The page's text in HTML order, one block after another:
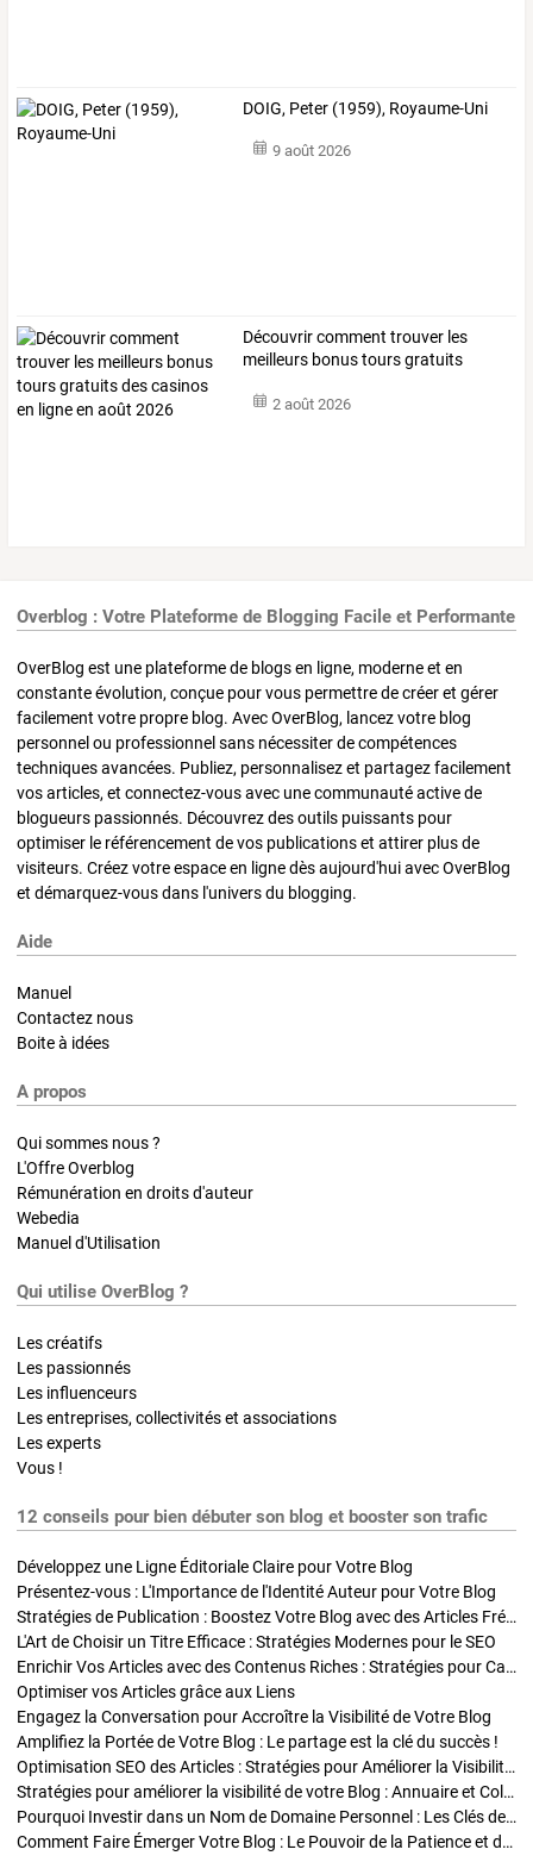
DOIG, Peter (1959), Royaume-Uni
9 août 2026
Découvrircomment trouver les
meilleurs bonustoursgratuits
2 août 2026
Overblog : Votre Plateforme de Blogging Facile et Performante
OverBlog est une plateforme de blogs en ligne, moderne et en
constante évolution, conçue pour vous permettre de créer et gérer
facilement votre propre blog. Avec OverBlog, lancez votre blog
personnel ou professionnel sans nécessiter de compétences
techniques avancées. Publiez, personnalisez et partagez facilement
vos articles, et connectez-vous avec une communauté active de
blogueurs passionnés. Découvrez des outils puissants pour
optimiser le référencement de vos publications et attirer plus de
visiteurs. Créez votre espace en ligne dès aujourd'hui avec OverBlog
et démarquez-vous dans l'univers du blogging.
Aide
Manuel
Contactez nous
Boite à idées
A propos
Qui sommes nous ?
L'Offre Overblog
Rémunération en droits d'auteur
Webedia
Manuel d'Utilisation
Qui utilise OverBlog ?
Les créatifs
Les passionnés
Les influenceurs
Les entreprises, collectivités et associations
Les experts
Vous !
12 conseils pour bien débuter son blog et booster son trafic
Développez une Ligne Éditoriale Claire pour Votre Blog
Présentez-vous : L'Importance de l'Identité Auteur pour Votre Blog
Stratégies de Publication : Boostez Votre Blog avec des Articles Fréquents et Exclusifs
L'Art de Choisir un Titre Efficace : Stratégies Modernes pour le SEO
Enrichir Vos Articles avec des Contenus Riches : Stratégies pour Captiver et Optimiser
Optimiser vos Articles grâce aux Liens
Engagez la Conversation pour Accroître la Visibilité de Votre Blog
Amplifiez la Portée de Votre Blog : Le partage est la clé du succès !
Optimisation SEO des Articles : Stratégies pour Améliorer la Visibilité de Votre Blog
Stratégies pour améliorer la visibilité de votre Blog : Annuaire et Collaborations
Pourquoi Investir dans un Nom de Domaine Personnel : Les Clés de la Réussite de Votre Blog
Comment Faire Émerger Votre Blog : Le Pouvoir de la Patience et de la Persévérance